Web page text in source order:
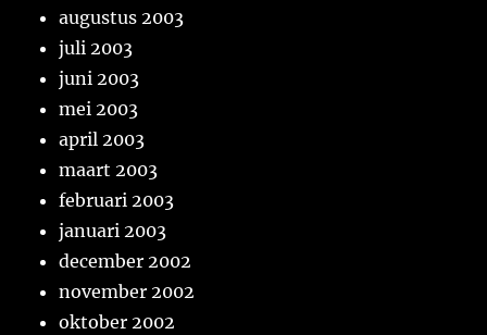
augustus 2003
juli 2003
juni 2003
mei 2003
april 2003
maart 2003
februari 2003
januari 2003
december 2002
november 2002
oktober 2002